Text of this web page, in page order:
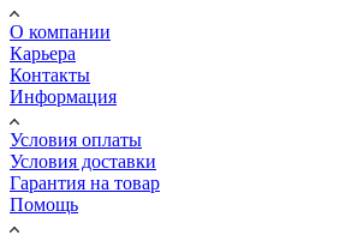
О компании
Карьера
Контакты
Информация
Условия оплаты
Условия доставки
Гарантия на товар
Помощь